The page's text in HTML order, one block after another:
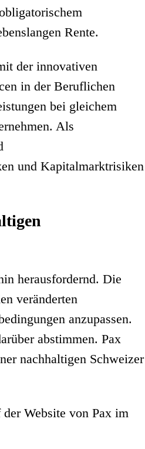
Rente.
der innovativen
in der Beruflichen
bei gleichem
Als
und Kapitalmarktrisiken
herausfordernd. Die
veränderten
anzupassen.
abstimmen. Pax
nachhaltigen Schweizer
Website von Pax im